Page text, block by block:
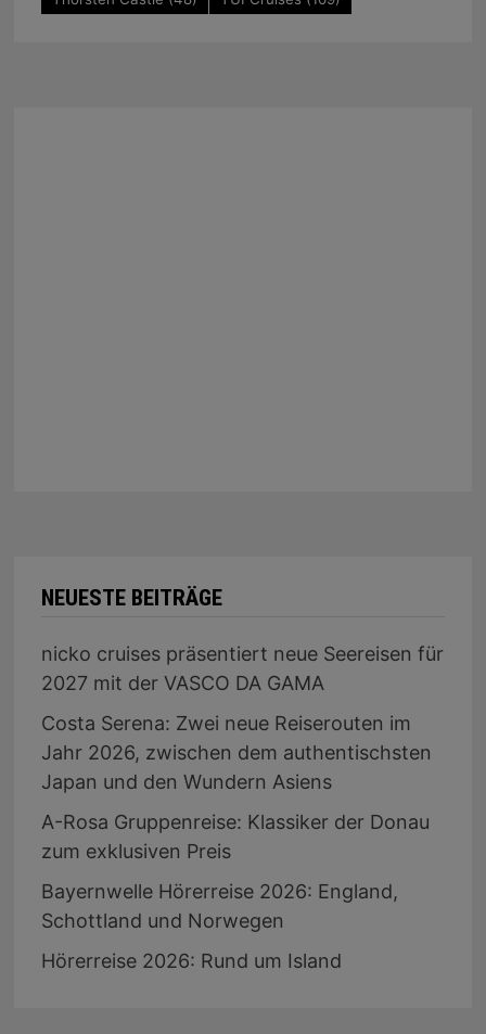
NEUESTE BEITRÄGE
nicko cruises präsentiert neue Seereisen für
2027 mit der VASCO DA GAMA
Costa Serena: Zwei neue Reiserouten im
Jahr 2026, zwischen dem authentischsten
Japan und den Wundern Asiens
A-Rosa Gruppenreise: Klassiker der Donau
zum exklusiven Preis
Bayernwelle Hörerreise 2026: England,
Schottland und Norwegen
Hörerreise 2026: Rund um Island